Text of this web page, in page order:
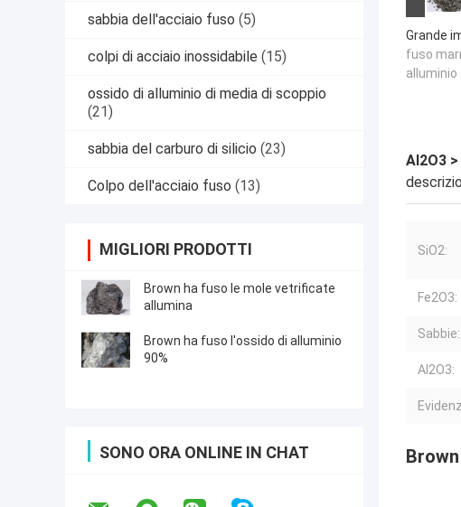
sabbia dell'acciaio fuso (5)
colpi di acciaio inossidabile (15)
ossido di alluminio di media di scoppio
(21)
sabbia del carburo di silicio (23)
Colpo dell'acciaio fuso (13)
MIGLIORI PRODOTTI
Brown ha fuso le mole vetrificate
allumina
Brown ha fuso l'ossido di alluminio
90%
SONO ORA ONLINE IN CHAT
Grande
fuso
alluminio
Al2O3
SiO2:
Fe2O3:
Sabbie:
Al2O3: